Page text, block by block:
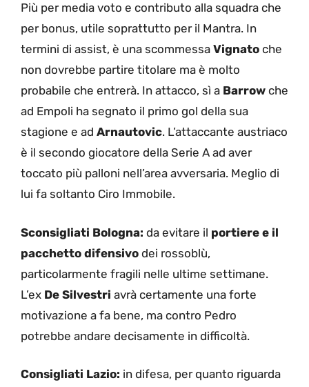
Più per media voto e contributo alla squadra che
per bonus, utile soprattutto per il Mantra. In
termini di assist, è una scommessa Vignato che
non dovrebbe partire titolare ma è molto
probabile che entrerà. In attacco, sì a Barrow che
ad Empoli ha segnato il primo gol della sua
stagione e ad Arnautovic. L’attaccante austriaco
è il secondo giocatore della Serie A ad aver
toccato più palloni nell’area avversaria. Meglio di
lui fa soltanto Ciro Immobile.
Sconsigliati Bologna: da evitare il portiere e il
pacchetto difensivo dei rossoblù,
particolarmente fragili nelle ultime settimane.
L’ex De Silvestri avrà certamente una forte
motivazione a fa bene, ma contro Pedro
potrebbe andare decisamente in difficoltà.
Consigliati Lazio: in difesa, per quanto riguarda